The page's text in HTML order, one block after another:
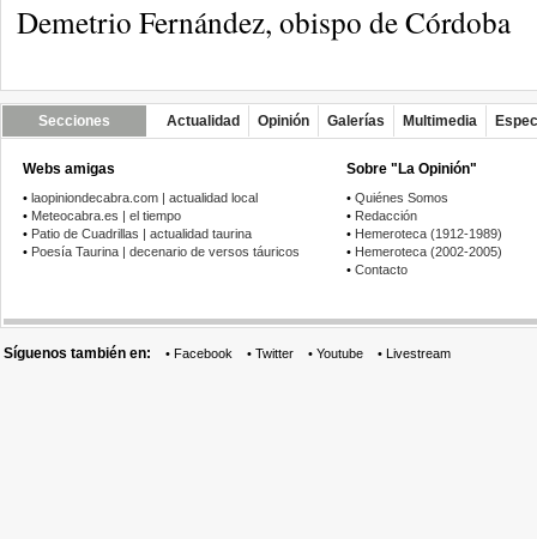
Demetrio Fernández, obispo de Córdoba
Secciones Actualidad Opinión Galerías Multimedia
Webs amigas
• laopiniondecabra.com | actualidad local
• Meteocabra.es | el tiempo
• Patio de Cuadrillas | actualidad taurina
• Poesía Taurina | decenario de versos táuricos
Sobre "La Opinión"
• Quiénes Somos
• Redacción
• Hemeroteca (1912-1989)
• Hemeroteca (2002-2005)
• Contacto
Síguenos también en: • Facebook • Twitter • Youtube • Livestream